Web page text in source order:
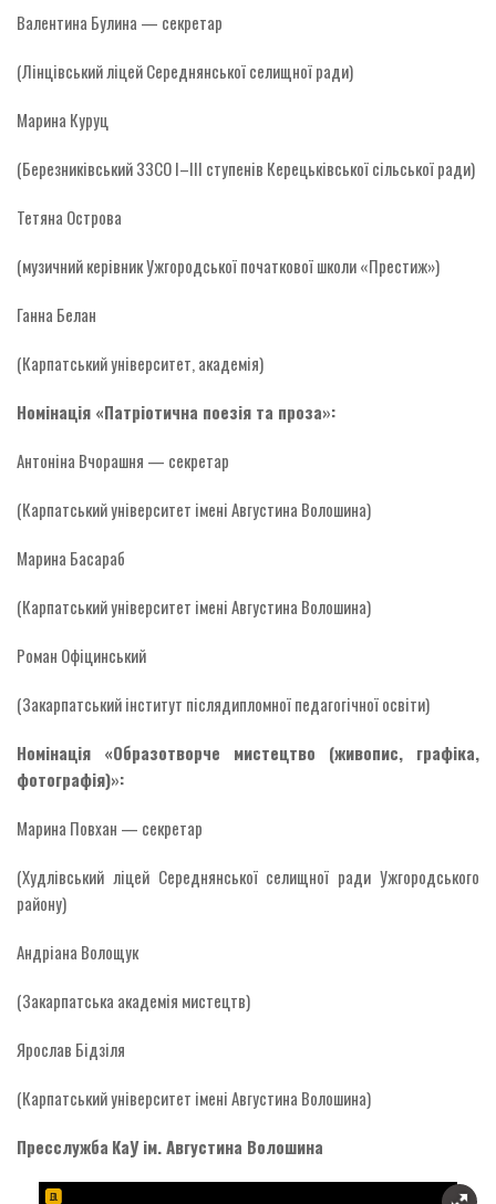
Валентина Булина — секретар
(Лінцівський ліцей Середнянської селищної ради)
Марина Куруц
(Березниківський ЗЗСО І–ІІІ ступенів Керецьківської сільської ради)
Тетяна Острова
(музичний керівник Ужгородської початкової школи «Престиж»)
Ганна Белан
(Карпатський університет, академія)
Номінація «Патріотична поезія та проза»:
Антоніна Вчорашня — секретар
(Карпатський університет імені Августина Волошина)
Марина Басараб
(Карпатський університет імені Августина Волошина)
Роман Офіцинський
(Закарпатський інститут післядипломної педагогічної освіти)
Номінація «Образотворче мистецтво (живопис, графіка,
фотографія)»:
Марина Повхан — секретар
(Худлівський ліцей Середнянської селищної ради Ужгородського
району)
Андріана Волощук
(Закарпатська академія мистецтв)
Ярослав Бідзіля
(Карпатський університет імені Августина Волошина)
Пресслужба КаУ ім.Августина Волошина